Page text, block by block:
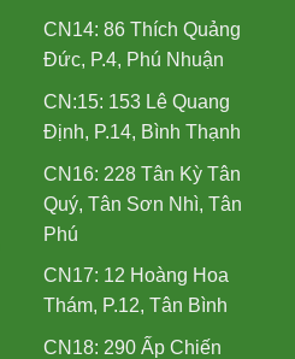
CN14: 86 Thích Quảng
Đức, P.4, Phú Nhuận
CN:15: 153 Lê Quang
Định, P.14, Bình Thạnh
CN16: 228 Tân Kỳ Tân
Quý, Tân Sơn Nhì, Tân
Phú
CN17: 12 Hoàng Hoa
Thám, P.12, Tân Bình
CN18: 290 Ấp Chiến